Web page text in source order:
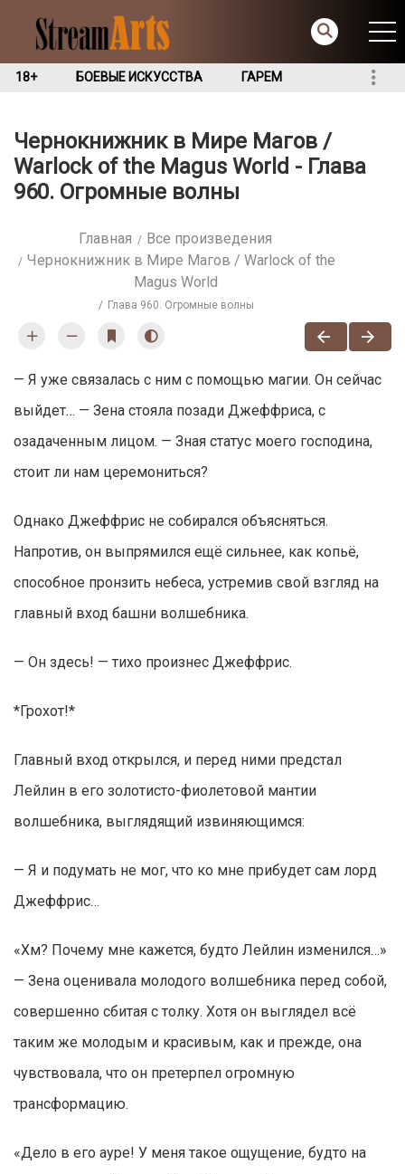
18+ БОЕВЫЕ ИСКУССТВА ГАРЕМ
Чернокнижник в Мире Магов /
Warlock of the Magus World - Глава
960. Огромные волны
Главная
Все произведения
Чернокнижник в Мире Магов / Warlock of the
Magus World
Глава 960. Огромные волны
— Я уже связалась с ним с помощью магии. Он сейчас
выйдет… — Зена стояла позади Джеффриса, с
озадаченным лицом. — Зная статус моего господина,
стоит ли нам церемониться?
Однако Джеффрис не собирался объясняться.
Напротив, он выпрямился ещё сильнее, как копьё,
способное пронзить небеса, устремив свой взгляд на
главный вход башни волшебника.
— Он здесь! — тихо произнес Джеффрис.
*Грохот!*
Главный вход открылся, и перед ними предстал
Лейлин в его золотисто-фиолетовой мантии
волшебника, выглядящий извиняющимся:
— Я и подумать не мог, что ко мне прибудет сам лорд
Джеффрис…
«Хм? Почему мне кажется, будто Лейлин изменился…»
— Зена оценивала молодого волшебника перед собой,
совершенно сбитая с толку. Хотя он выглядел всё
таким же молодым и красивым, как и прежде, она
чувствовала, что он претерпел огромную
трансформацию.
«Дело в его ауре! У меня такое ощущение, будто на